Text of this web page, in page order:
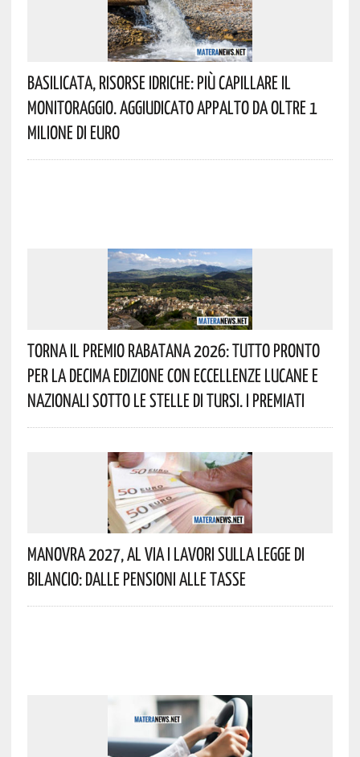
Basilicata, Risorse Idriche: Più Capillare Il
Monitoraggio. Aggiudicato Appalto Da Oltre 1
Milione Di Euro
Torna Il Premio Rabatana 2026: Tutto Pronto
Per La Decima Edizione Con Eccellenze Lucane E
Nazionali Sotto Le Stelle Di Tursi. I Premiati
Manovra 2027, Al Via I Lavori Sulla Legge Di
Bilancio: Dalle Pensioni Alle Tasse